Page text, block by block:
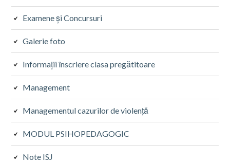
Examene și Concursuri
Galerie foto
Informații înscriere clasa pregătitoare
Management
Managementul cazurilor de violență
MODUL PSIHOPEDAGOGIC
Note ISJ